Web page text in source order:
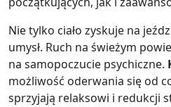
Nie tylko ciało zyskuje na
umysł. Ruch na świeżym
na samopoczucie psychiczne.
możliwość oderwania się od
sprzyjają relaksowi i redukcji